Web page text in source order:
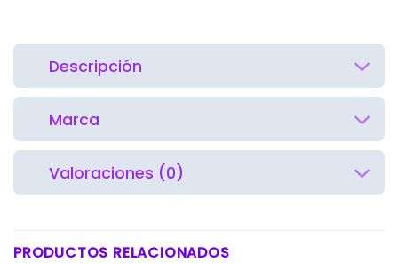
Descripción
Marca
Valoraciones (0)
PRODUCTOS RELACIONADOS